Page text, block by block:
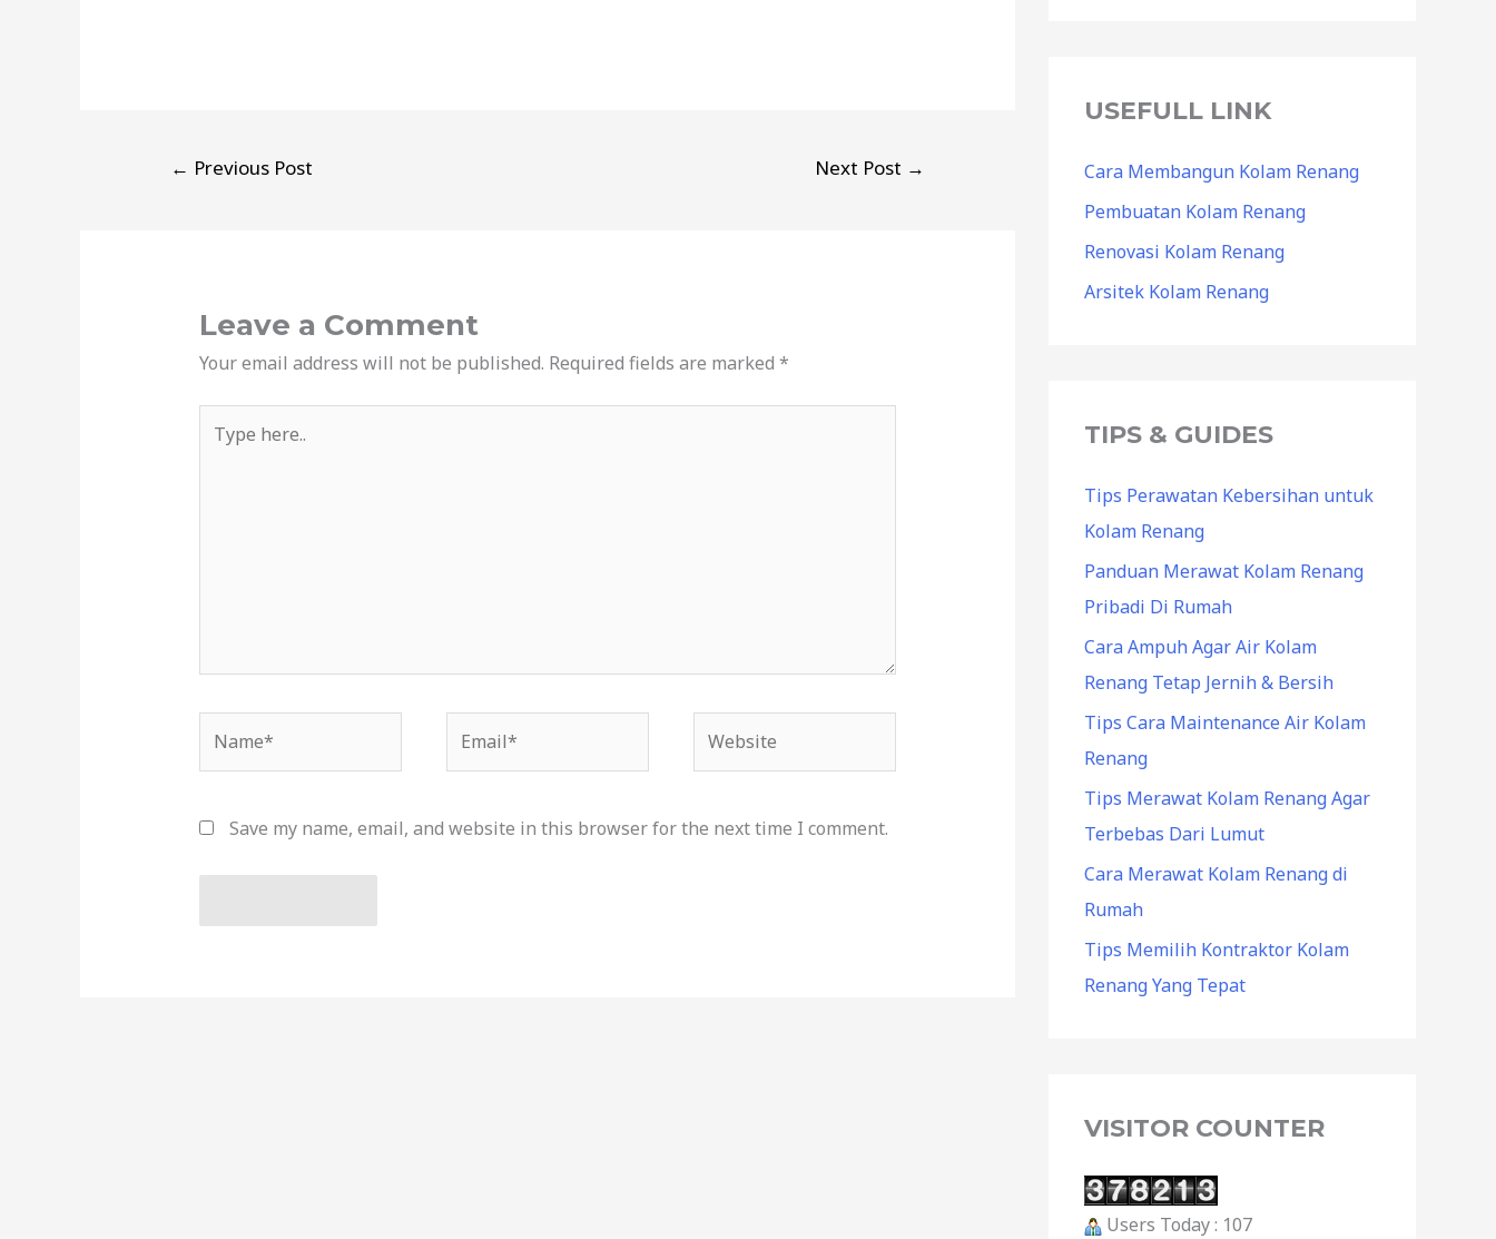
← Previous Post Next Post →
Leave a Comment
Your email address will not be published. Required fields are marked *
Save my name, email, and website in this browser for the next time I comment.
USEFULL LINK
Cara Membangun Kolam Renang
Pembuatan Kolam Renang
Renovasi Kolam Renang
Arsitek Kolam Renang
TIPS & GUIDES
Tips Perawatan Kebersihan untuk
Kolam Renang
Panduan Merawat Kolam Renang
Pribadi Di Rumah
Cara Ampuh Agar Air Kolam
Renang Tetap Jernih & Bersih
Tips Cara Maintenance Air Kolam
Renang
Tips Merawat Kolam Renang Agar
Terbebas Dari Lumut
Cara Merawat Kolam Renang di
Rumah
Tips Memilih Kontraktor Kolam
Renang Yang Tepat
VISITOR COUNTER
Users Today : 107